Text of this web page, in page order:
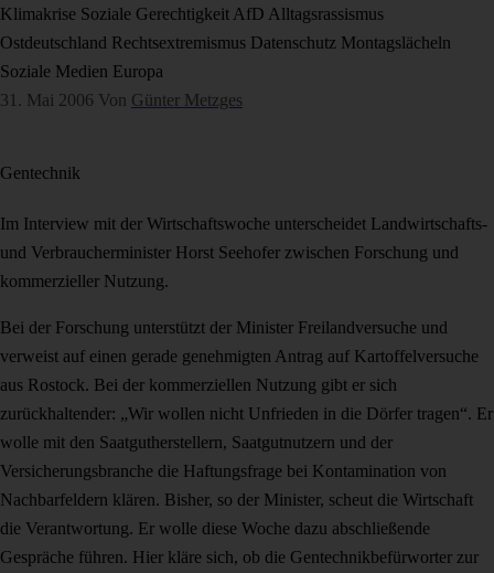
Klimakrise Soziale Gerechtigkeit AfD Alltagsrassismus
Ostdeutschland Rechtsextremismus Datenschutz Montagslächeln
Soziale Medien Europa
31. Mai 2006 Von Günter Metzges
Gentechnik
Im Interview mit der Wirtschaftswoche unterscheidet Landwirtschafts-
und Verbraucherminister Horst Seehofer zwischen Forschung und
kommerzieller Nutzung.
Bei der Forschung unterstützt der Minister Freilandversuche und
verweist auf einen gerade genehmigten Antrag auf Kartoffelversuche
aus Rostock. Bei der kommerziellen Nutzung gibt er sich
zurückhaltender: „Wir wollen nicht Unfrieden in die Dörfer tragen“. Er
wolle mit den Saatgutherstellern, Saatgutnutzern und der
Versicherungsbranche die Haftungsfrage bei Kontamination von
Nachbarfeldern klären. Bisher, so der Minister, scheut die Wirtschaft
die Verantwortung. Er wolle diese Woche dazu abschließende
Gespräche führen. Hier kläre sich, ob die Gentechnikbefürworter zur